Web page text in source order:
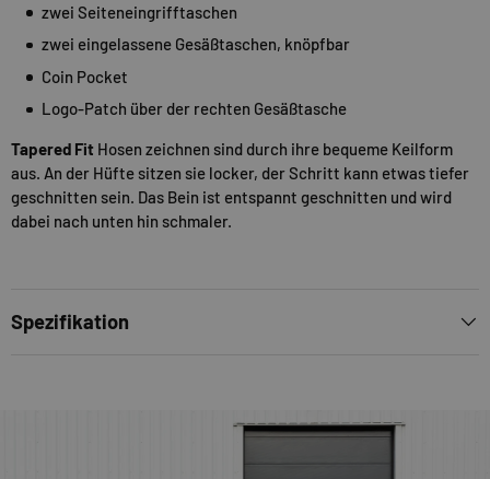
zwei Seiteneingrifftaschen
zwei eingelassene Gesäßtaschen, knöpfbar
Coin Pocket
Logo-Patch über der rechten Gesäßtasche
Tapered Fit Hosen zeichnen sind durch ihre bequeme Keilform
aus. An der Hüfte sitzen sie locker, der Schritt kann etwas tiefer
geschnitten sein. Das Bein ist entspannt geschnitten und wird
dabei nach unten hin schmaler.
Spezifikation